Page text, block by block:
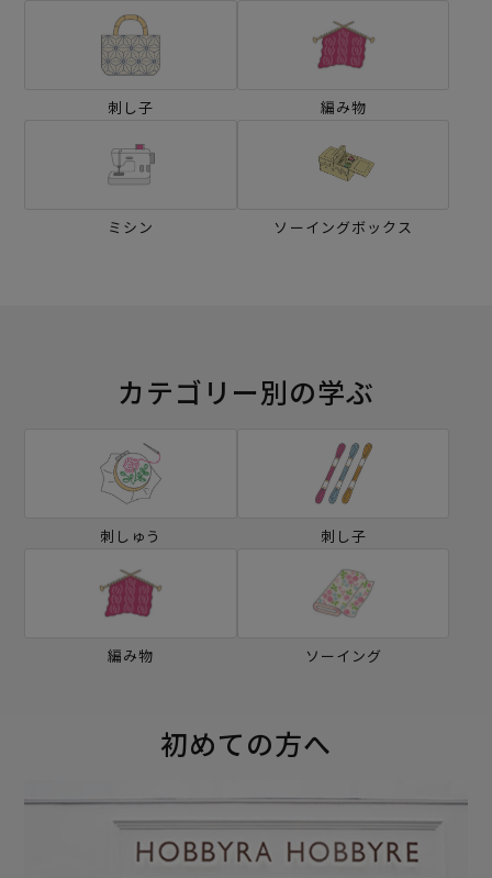
刺し子 編み物
ミシン ソーイングボックス
カテゴリー別の学ぶ
刺しゅう 刺し子
編み物 ソーイング
初めての方へ